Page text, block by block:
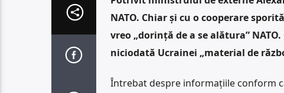
NATO. Chiar și cu o cooperare
vreo „dorință de a se alătura”
niciodată Ucrainei „material de
Întrebat despre informațiile conform